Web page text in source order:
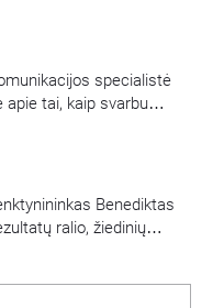
specialistė
apie tai, kaip svarbu
kun. Algirdas
Benediktas
ralio, žiedinių
varžybų trasose.